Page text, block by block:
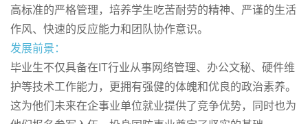
高标准的严格管理，培养学生吃苦耐劳的精神、严谨的生活
作风、快速的反应能力和团队协作意识。
发展前景：
毕业生不仅具备在IT行业从事网络管理、办公文秘、硬件维
护等技术工作能力，更拥有强健的体魄和优良的政治素养。
这为他们未来在企事业单位就业提供了竞争优势，同时也为